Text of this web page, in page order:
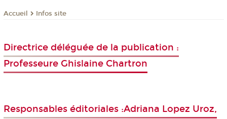
Accueil Infos site
Directrice déléguée de la publication :
Professeure Ghislaine Chartron
Responsables éditoriales :Adriana Lopez Uroz,